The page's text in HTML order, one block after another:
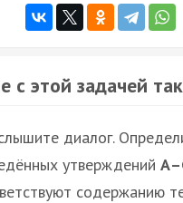
с этой задачей
диалог.
утверждений
содержанию